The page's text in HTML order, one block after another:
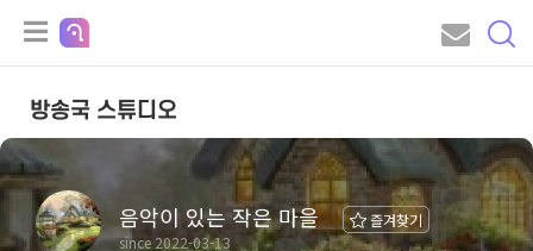
방송국 스튜디오
음악이 있는 작은 마을
즐겨찾기
since 2022-03-13